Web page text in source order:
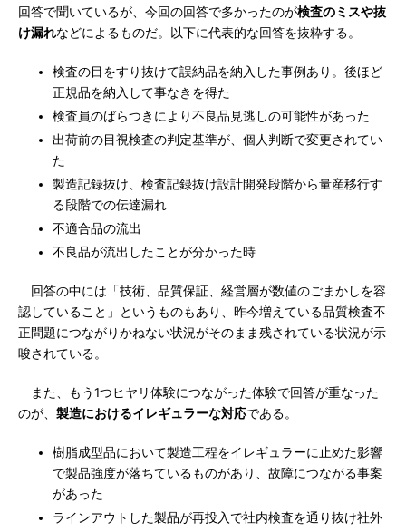
回答で聞いているが、今回の回答で多かったのが検査のミスや抜
け漏れなどによるものだ。以下に代表的な回答を抜粋する。
検査の目をすり抜けて誤納品を納入した事例あり。後ほど
正規品を納入して事なきを得た
検査員のばらつきにより不良品見逃しの可能性があった
出荷前の目視検査の判定基準が、個人判断で変更されてい
た
製造記録抜け、検査記録抜け設計開発段階から量産移行す
る段階での伝達漏れ
不適合品の流出
不良品が流出したことが分かった時
回答の中には「技術、品質保証、経営層が数値のごまかしを容
認していること」というものもあり、昨今増えている品質検査不
正問題につながりかねない状況がそのまま残されている状況が示
唆されている。
また、もう1つヒヤリ体験につながった体験で回答が重なった
のが、 製造におけるイレギュラーな対応である。
樹脂成型品において製造工程をイレギュラーに止めた影響
で製品強度が落ちているものがあり、故障につながる事案
があった
ラインアウトした製品が再投入で社内検査を通り抜け社外